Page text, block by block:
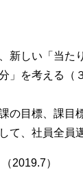
しい「当た
」を考える（
目標、課目
て、社員全員